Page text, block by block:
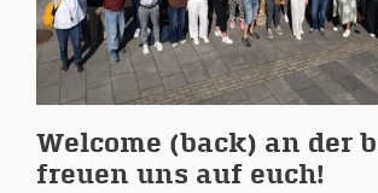
Welcome (back) an der
freuen uns auf euch!